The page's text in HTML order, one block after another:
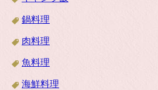
鍋料理
肉料理
魚料理
海鮮料理